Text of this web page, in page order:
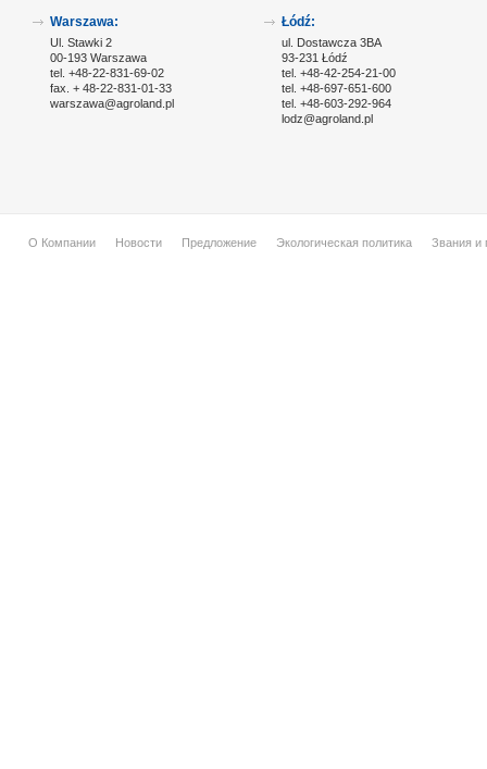
Warszawa:
Ul. Stawki 2
00-193 Warszawa
tel. +48-22-831-69-02
fax. + 48-22-831-01-33
warszawa@agroland.pl
Łódź:
ul. Dostawcza 3BA
93-231 Łódź
tel. +48-42-254-21-00
tel. +48-697-651-600
tel. +48-603-292-964
lodz@agroland.pl
О Компании Новости Предложение Экологическая политика Звания и